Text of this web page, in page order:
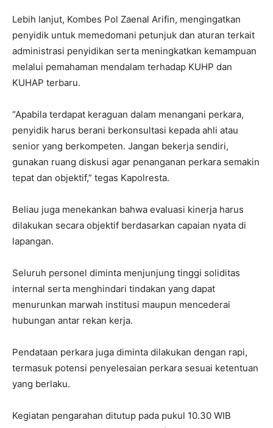
Lebih lanjut, Kombes Pol Zaenal Arifin, mengingatkan
penyidik untuk memedomani petunjuk dan aturan terkait
administrasi penyidikan serta meningkatkan kemampuan
melalui pemahaman mendalam terhadap KUHP dan
KUHAP terbaru.
“Apabila terdapat keraguan dalam menangani perkara,
penyidik harus berani berkonsultasi kepada ahli atau
senior yang berkompeten. Jangan bekerja sendiri,
gunakan ruang diskusi agar penanganan perkara semakin
tepat dan objektif,” tegas Kapolresta.
Beliau juga menekankan bahwa evaluasi kinerja harus
dilakukan secara objektif berdasarkan capaian nyata di
lapangan.
Seluruh personel diminta menjunjung tinggi soliditas
internal serta menghindari tindakan yang dapat
menurunkan marwah institusi maupun mencederai
hubungan antar rekan kerja.
Pendataan perkara juga diminta dilakukan dengan rapi,
termasuk potensi penyelesaian perkara sesuai ketentuan
yang berlaku.
Kegiatan pengarahan ditutup pada pukul 10.30 WIB